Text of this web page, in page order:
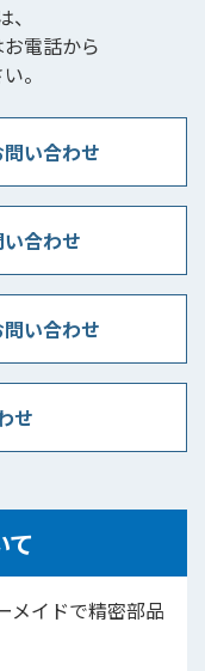
電話から
。
い合わせ
合わせ
い合わせ
せ
て
メイドで精密部品